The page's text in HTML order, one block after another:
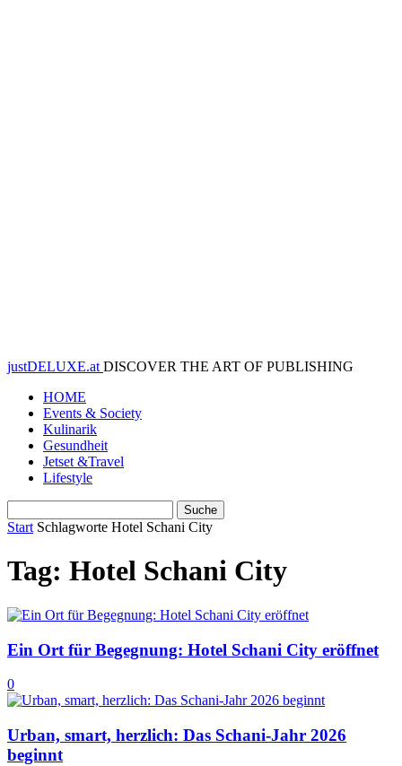
justDELUXE.at DISCOVER THE ART OF PUBLISHING
HOME
Events & Society
Kulinarik
Gesundheit
Jetset &Travel
Lifestyle
Start Schlagworte Hotel Schani City
Tag: Hotel Schani City
Ein Ort für Begegnung: Hotel Schani City eröffnet
0
Urban, smart, herzlich: Das Schani-Jahr 2026
beginnt